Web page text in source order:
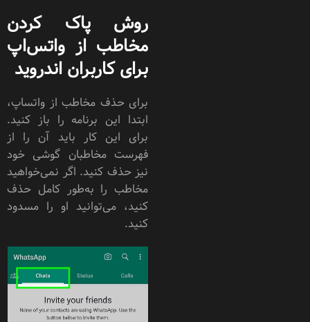
روش پاک کردن
مخاطب از واتس‌اپ
برای کاربران اندروید
برای حذف مخاطب از واتساپ،
ابتدا این برنامه را باز کنید.
برای این کار باید آن را از
فهرست مخاطبان گوشی خود
نیز حذف کنید. اگر نمی‌خواهید
مخاطب را به‌طور کامل حذف
کنید، می‌توانید او را مسدود
کنید.